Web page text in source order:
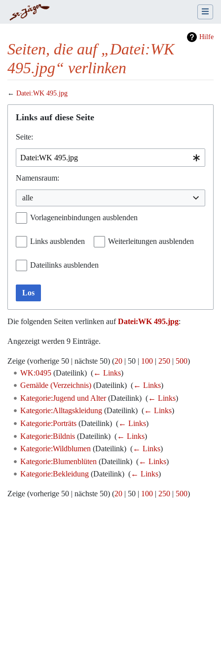
Hilfe
Seiten, die auf „Datei:WK
495.jpg“ verlinken
← Datei:WK 495.jpg
Wechseln zu:Navigation,Suche
Links auf diese Seite
Seite:
Namensraum:
alle
Vorlageneinbindungen ausblenden
Links ausblenden Weiterleitungen ausblenden
Dateilinks ausblenden
Los
Die folgenden Seiten verlinken aufDatei:WK 495.jpg:
Angezeigt werden 9 Einträge.
Zeige (vorherige 50 | nächste 50) (20 | 50 | 100 | 250 | 500)
WK:0495(Dateilink) ‎ (← Links)
Gemälde (Verzeichnis)(Dateilink) ‎ (← Links)
Kategorie:Jugend und Alter(Dateilink) ‎ (← Links)
Kategorie:Alltagskleidung(Dateilink) ‎ (← Links)
Kategorie:Porträts(Dateilink) ‎ (← Links)
Kategorie:Bildnis(Dateilink) ‎ (← Links)
Kategorie:Wildblumen (Dateilink) ‎ (← Links)
Kategorie:Blumenblüten (Dateilink) ‎ (← Links)
Kategorie:Bekleidung(Dateilink) ‎ (← Links)
Zeige (vorherige 50 nächste 50) (20 50 100 250 500)